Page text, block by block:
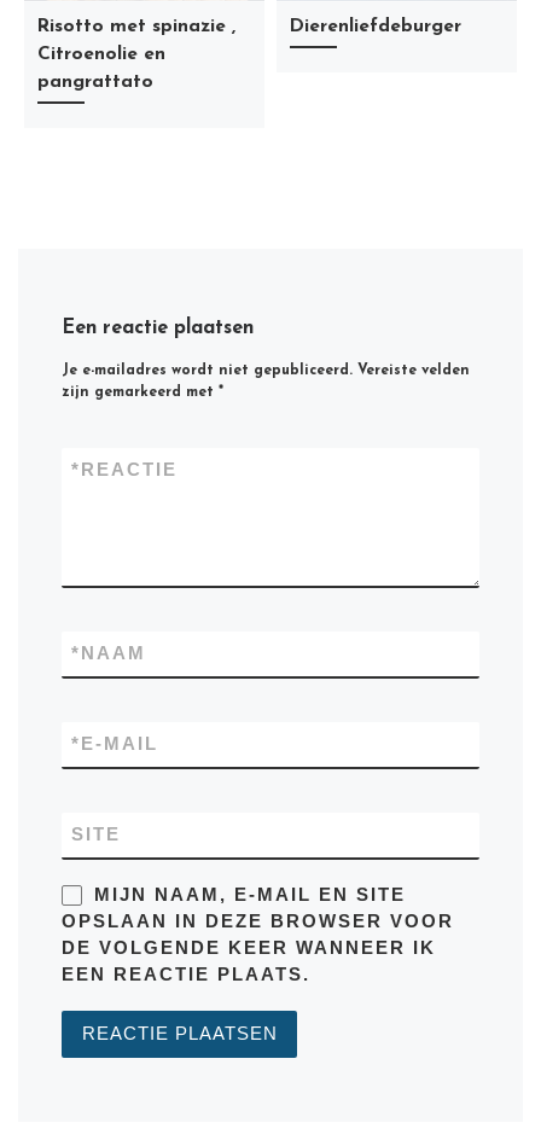
Risotto met spinazie ,
Citroenolie en
pangrattato
Dierenliefdeburger
Een reactie plaatsen
Je e-mailadres wordt niet gepubliceerd. Vereiste velden
zijn gemarkeerd met*
REACTIE
*
NAAM
*
E-MAIL
*
SITE
MIJN NAAM, E-MAIL EN SITE
OPSLAAN IN DEZE BROWSER VOOR
DE VOLGENDE KEER WANNEER IK
EEN REACTIE PLAATS.